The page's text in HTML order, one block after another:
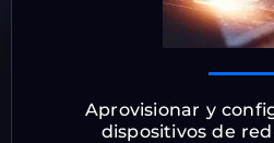
Aprovisionar y
dispositivos de